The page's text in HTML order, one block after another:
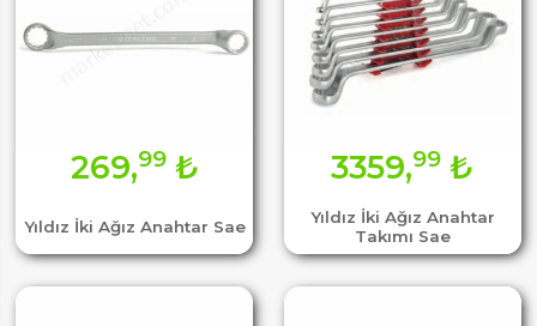
Yıldız İki Ağız Anahtar Sae
269,99₺
Yıldız İki Ağız Anahtar
Takımı Sae
3359,99 ₺